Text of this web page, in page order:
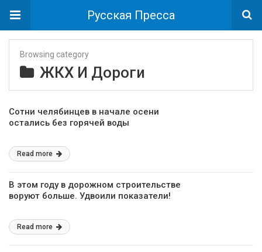
Русская Пресса
Browsing category
ЖКХ И Дороги
Сотни челябинцев в начале осени
остались без горячей воды
Read more
В этом году в дорожном строительстве
воруют больше. Удвоили показатели!
Read more